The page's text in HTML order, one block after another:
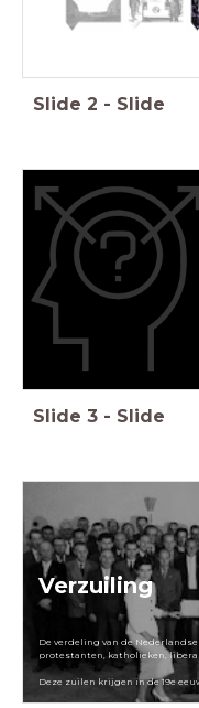
Slide 2 - Slide
Slide 3 - Slide
Verzuiling
De verdeling van de
protestanten, katholieken,
Deze zuilen krijgen in de 19e